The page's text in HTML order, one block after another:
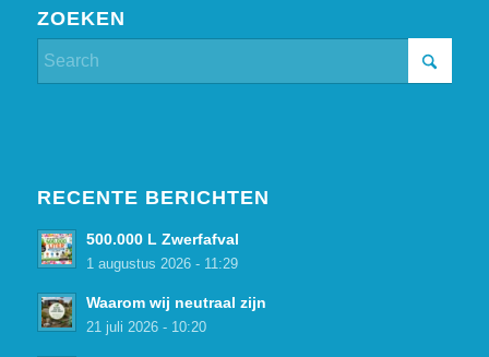
ZOEKEN
RECENTE BERICHTEN
500.000 L Zwerfafval
1 augustus 2026 - 11:29
Waarom wij neutraal zijn
21 juli 2026 - 10:20